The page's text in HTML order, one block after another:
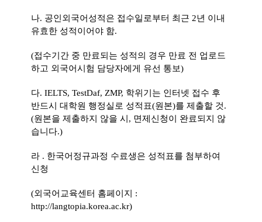
나. 공인외국어성적은 접수일로부터 최근 2년 이내
유효한 성적이어야 함.
(접수기간 중 만료되는 성적의 경우 만료 전 업로드
하고 외국어시험 담당자에게 유선 통보)
다. IELTS, TestDaf, ZMP, 학위기는 인터넷 접수 후
반드시 대학원 행정실로 성적표(원본)를 제출할 것.
(원본을 제출하지 않을 시 , 면제신청이 완료되지 않
습니다.)
라 . 한국어정규과정 수료생은 성적표를 첨부하여
신청
(외국어교육센터 홈페이지 :
http://langtopia.korea.ac.kr)